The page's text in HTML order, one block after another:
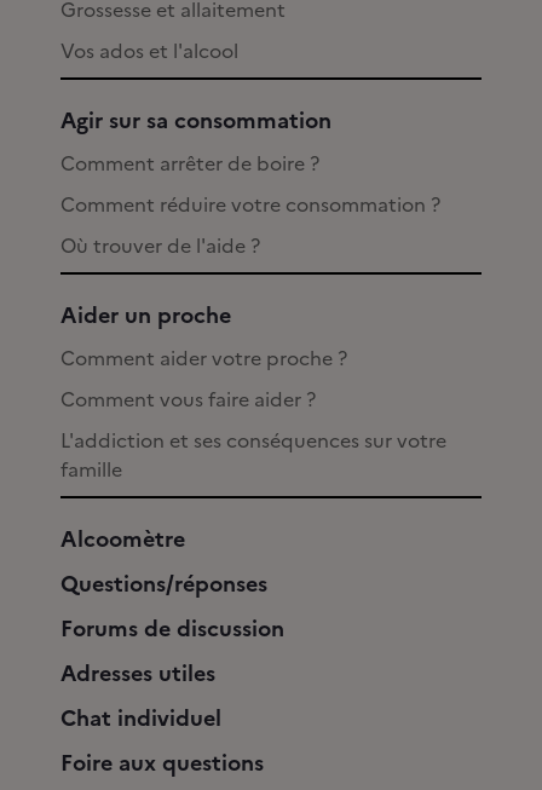
Grossesse et allaitement
Vos ados et l'alcool
Agir sur sa consommation
Comment arrêter de boire ?
Comment réduire votre consommation ?
Où trouver de l'aide ?
Aider un proche
Comment aider votre proche ?
Comment vous faire aider ?
L'addiction et ses conséquences sur votre
famille
Alcoomètre
Questions/réponses
Forums de discussion
Adresses utiles
Chat individuel
Foire aux questions